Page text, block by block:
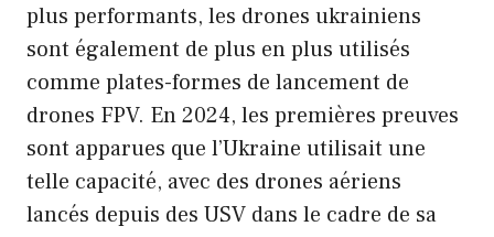
plus performants, les drones ukrainiens
sont également de plus en plus utilisés
comme plates-formes de lancement de
drones FPV. En 2024, les premières preuves
sont apparues que l’Ukraine utilisait une
telle capacité, avec des drones aériens
lancés depuis des USV dans le cadre de sa